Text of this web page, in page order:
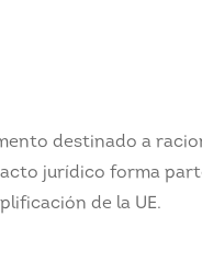
destinado a
acto jurídico forma
de la UE.